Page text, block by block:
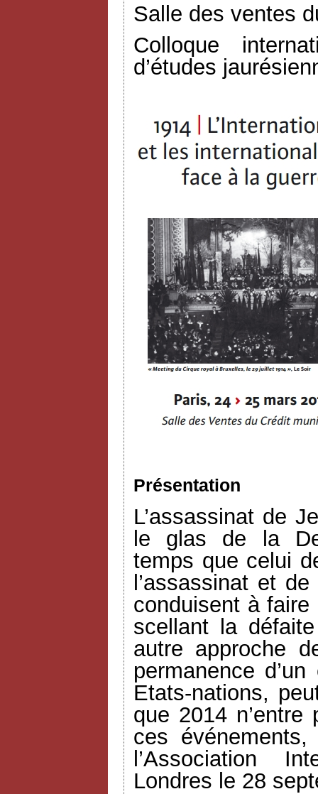
Salle des ventes
Colloque
d’études
Présentation
L’assassinat de
le glas de la
temps que celui
l’assassinat et
conduisent à
scellant la
autre approche
permanence
Etats-nations,
que 2014
ces
l’Association
Londres le 28